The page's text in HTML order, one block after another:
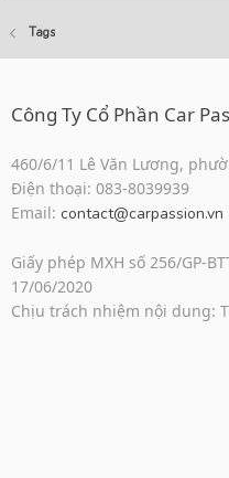
Tags
Công Ty Cổ Phần Car
460/6/11 Lê Văn Lương,
Điện thoại: 083-8039939
Email: contact@carpassion.vn
Giấy phép MXH số 256/GP-
17/06/2020
Chịu trách nhiệm nội dung: